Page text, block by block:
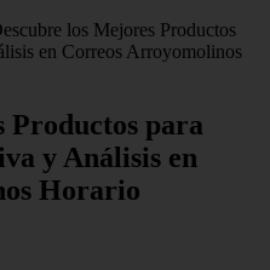
los Mejores Productos
en Correos Arroyomolinos
Productos para
y Análisis en
Horario